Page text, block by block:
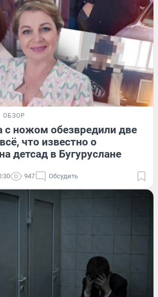
ОБЗОР
с ножом обезвредили две
что известно о
детсад в Бугуруслане
947 Обсудить